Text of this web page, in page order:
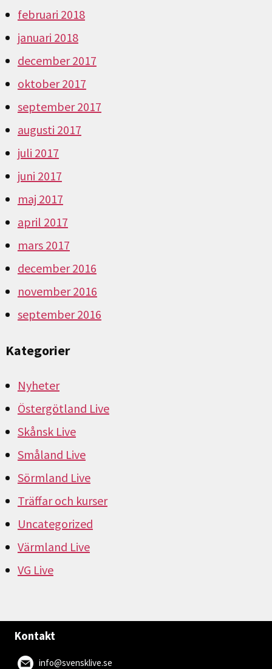
februari 2018
januari 2018
december 2017
oktober 2017
september 2017
augusti 2017
juli 2017
juni 2017
maj 2017
april 2017
mars 2017
december 2016
november 2016
september 2016
Kategorier
Nyheter
Östergötland Live
Skånsk Live
Småland Live
Sörmland Live
Träffar och kurser
Uncategorized
Värmland Live
VG Live
Kontakt
info@svensklive.se